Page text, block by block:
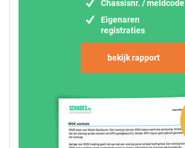
Chassisnr. / meldcode
Eigenaren
registraties
bekijk rapport